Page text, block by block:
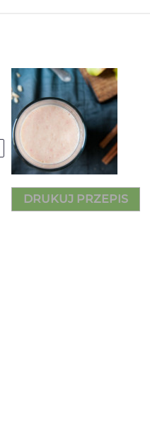
DRUKUJ PRZEPIS